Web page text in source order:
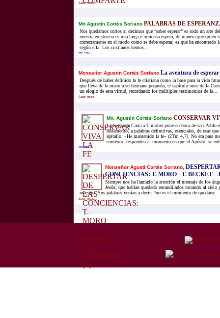
Leer mas...
Mn Agustín Cortés Soriano PALABRAS DE
Nos quedamos cortos si decimos que “saber esperar” es todo un arte
nuestra existencia es una larga e inmensa espera, de manera que quien
correctamente en el modo como se debe esperar, es que ha encontrado
según ella. Los cristianos hemos...
leer mas...
Monseñor Agustín Cortés Soriano La aventura de esperar
Después de haber definido la fe cristiana como la base para la vida
que lleva de la mano a su hermana pequeña, el capítulo once de la
un elogio de esta virtud, recordando los múltiples testimonios de la...
Leer mas...
Mn. Agustín Cortés Soriano CONSERVAR
La Segunda Carta a Timoteo pone en boca de san Pablo
testamento, a palabras definitivas, esenciales, de esas
epitafio: «He mantenido la fe» (2Tm 4,7). No era para
contexto, responden al momento en que el Apóstol se
leer mas...
Monseñor Agustí Cortés Soriano,
CONCIENCIAS: T. MORO - T. BECKET -
Siempre nos ha llamado la atención el mensaje de los
Jesús, que habían quedado encandilados mirando al cielo
maestro. Sus palabras venían a decir: “no es el momento de quedarse...
Leer mas...